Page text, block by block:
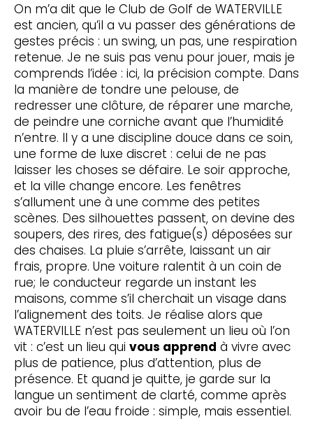
On m’a dit que le Club de Golf de WATERVILLE
est ancien, qu’il a vu passer des générations de
gestes précis : un swing, un pas, une respiration
retenue. Je ne suis pas venu pour jouer, mais je
comprends l’idée : ici, la précision compte. Dans
la manière de tondre une pelouse, de
redresser une clôture, de réparer une marche,
de peindre une corniche avant que l’humidité
n’entre. Il y a une discipline douce dans ce soin,
une forme de luxe discret : celui de ne pas
laisser les choses se défaire. Le soir approche,
et la ville change encore. Les fenêtres
s’allument une à une comme des petites
scènes. Des silhouettes passent, on devine des
soupers, des rires, des fatigue(s) déposées sur
des chaises. La pluie s’arrête, laissant un air
frais, propre. Une voiture ralentit à un coin de
rue; le conducteur regarde un instant les
maisons, comme s’il cherchait un visage dans
l’alignement des toits. Je réalise alors que
WATERVILLE n’est pas seulement un lieu où l’on
vit : c’est un lieu qui vous apprend à vivre avec
plus de patience, plus d’attention, plus de
présence. Et quand je quitte, je garde sur la
langue un sentiment de clarté, comme après
avoir bu de l’eau froide : simple, mais essentiel.